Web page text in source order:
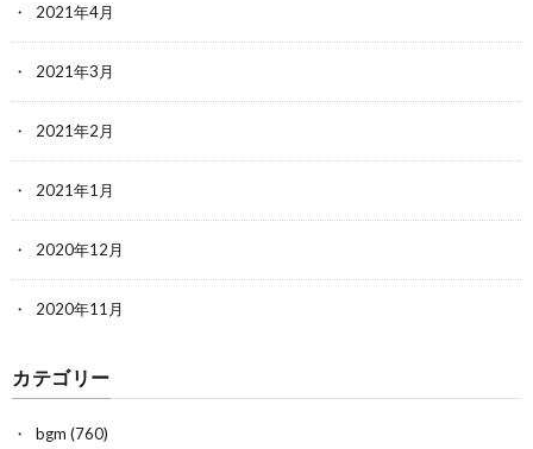
2021年4月
2021年3月
2021年2月
2021年1月
2020年12月
2020年11月
カテゴリー
bgm (760)